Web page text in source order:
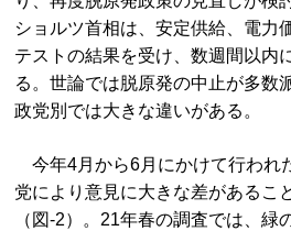
ショルツ首相は、安定供給、電力
テストの結果を受け、数週間以内
る。世論では脱原発の中止が多数
政党別では大きな違いがある。
今年4月から6月にかけて行われ
党により意見に大きな差があるこ
（図-2）。21年春の調査では、緑